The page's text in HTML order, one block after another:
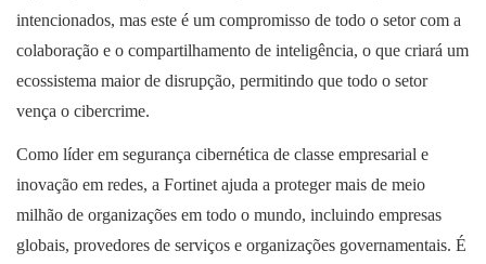
intencionados, mas este é um compromisso de todo o setor com a
colaboração e o compartilhamento de inteligência, o que criará um
ecossistema maior de disrupção, permitindo que todo o setor
vença o cibercrime.
Como líder em segurança cibernética de classe empresarial e
inovação em redes, a Fortinet ajuda a proteger mais de meio
milhão de organizações em todo o mundo, incluindo empresas
globais, provedores de serviços e organizações governamentais. É